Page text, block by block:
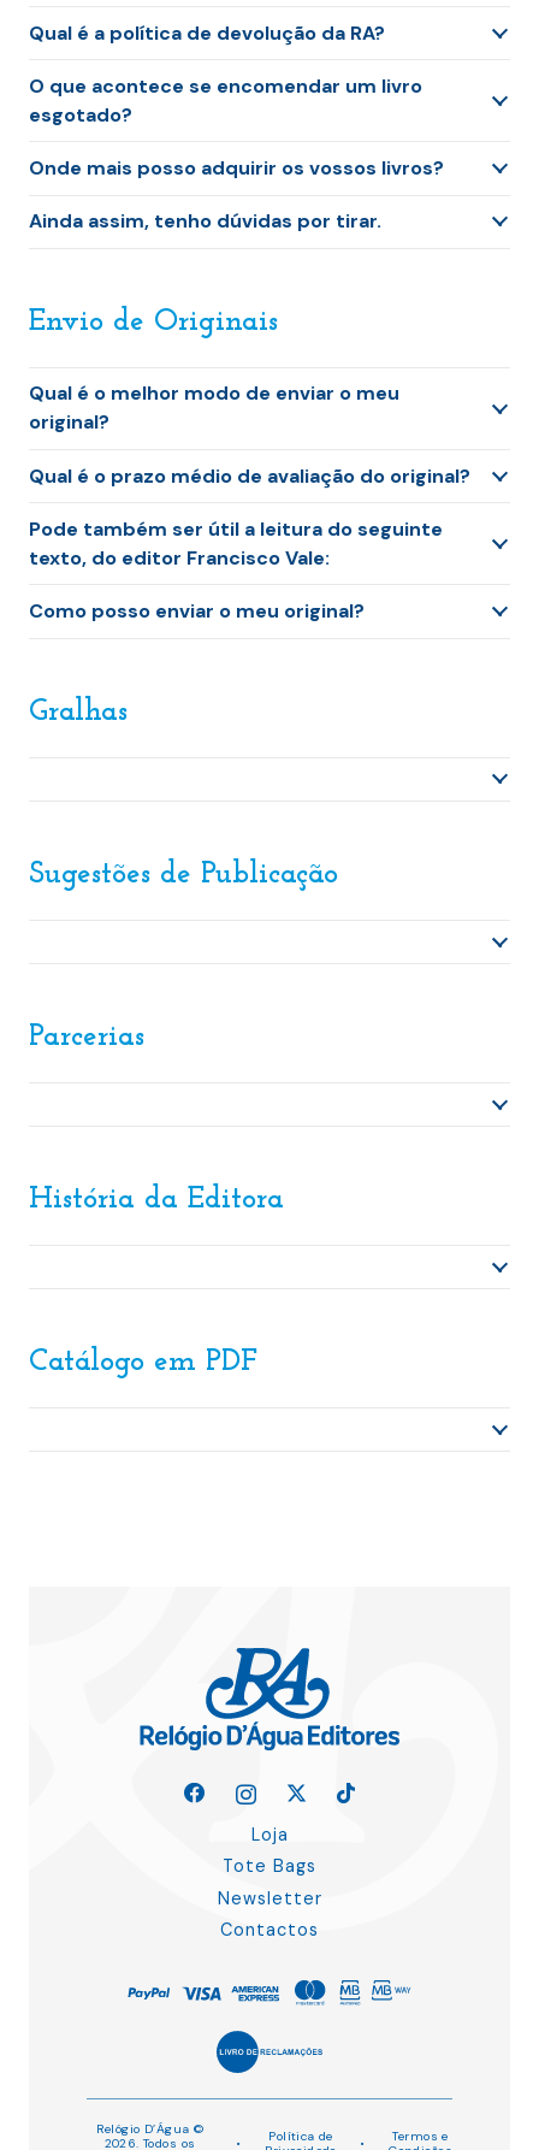
Qual é a política de devolução da RA?
O que acontece se encomendar um livro
esgotado?
Onde mais posso adquirir os vossos livros?
Ainda assim, tenho dúvidas por tirar.
Envio de Originais
Qual é o melhor modo de enviar o meu
original?
Qual é o prazo médio de avaliação do original?
Pode também ser útil a leitura do seguinte
texto, do editor Francisco Vale:
Como posso enviar o meu original?
Gralhas
Sugestões de Publicação
Parcerias
História da Editora
Catálogo em PDF
Loja
Tote Bags
Newsletter
Contactos
Relógio D’Água ©
2026. Todos os
•
Política de
•
Termos e